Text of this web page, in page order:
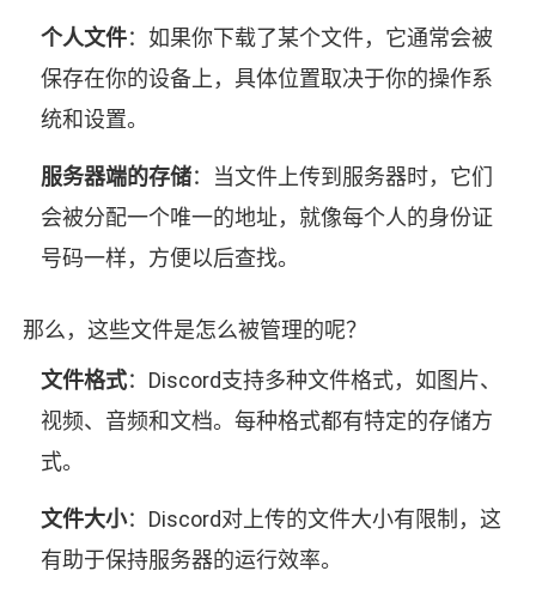
个人文件：如果你下载了某个文件，它通常会被
保存在你的设备上，具体位置取决于你的操作系
统和设置。
服务器端的存储：当文件上传到服务器时，它们
会被分配一个唯一的地址，就像每个人的身份证
号码一样，方便以后查找。
那么，这些文件是怎么被管理的呢？
文件格式：Discord支持多种文件格式，如图片、
视频、音频和文档。每种格式都有特定的存储方
式。
文件大小：Discord对上传的文件大小有限制，这
有助于保持服务器的运行效率。